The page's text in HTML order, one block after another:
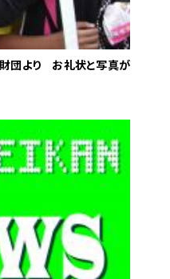
財団より お礼状と写真が